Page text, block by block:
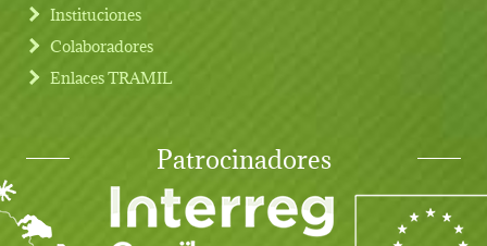
Instituciones
Colaboradores
Enlaces TRAMIL
Patrocinadores